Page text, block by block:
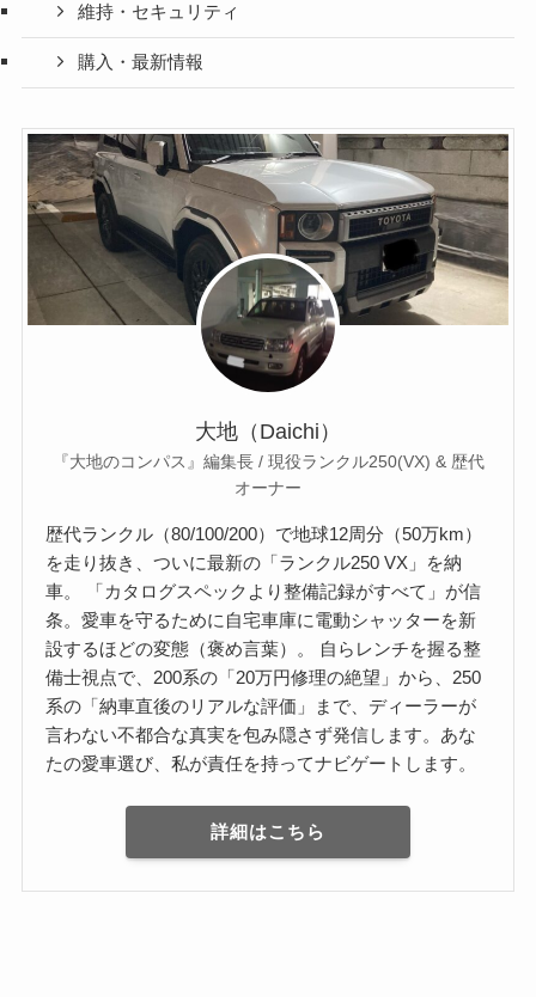
維持・セキュリティ
購入・最新情報
大地（Daichi）
『大地のコンパス』編集長 / 現役ランクル250(VX) & 歴代
オーナー
歴代ランクル（80/100/200）で地球12周分（50万km）
を走り抜き、ついに最新の「ランクル250 VX」を納
車。 「カタログスペックより整備記録がすべて」が信
条。愛車を守るために自宅車庫に電動シャッターを新
設するほどの変態（褒め言葉）。 自らレンチを握る整
備士視点で、200系の「20万円修理の絶望」から、250
系の「納車直後のリアルな評価」まで、ディーラーが
言わない不都合な真実を包み隠さず発信します。あな
たの愛車選び、私が責任を持ってナビゲートします。
詳細はこちら